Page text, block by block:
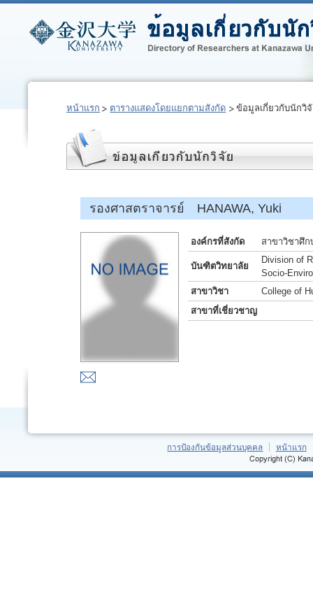
หน้าแรก ตารางแสดงโดยแยกตามสังกัด ข้อมูลเกี่ยวกับนักวิ
รองศาสตราจารย์ HANAWA, Yuki
องค์กรที่สังกัด สาขาวิชาศึ
บันฑิตวิทยาลัย
Division of
Socio-
สาขาวิชา
College of
สาขาที่เชี่ยวชาญ
การป้องกันข้อมูลส่วนบุคคล หน้าแรก